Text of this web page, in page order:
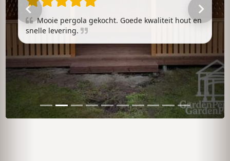
Mooie pergola gekocht. Goede kwaliteit hout en
snelle levering.